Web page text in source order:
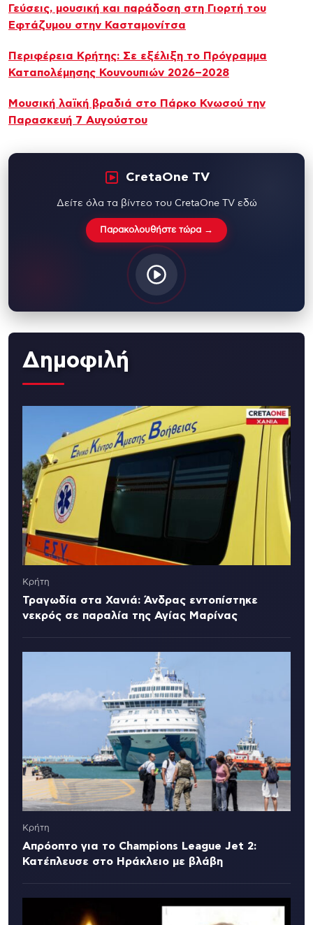
Γεύσεις, μουσική και παράδοση στη Γιορτή του
Εφτάζυμου στην Κασταμονίτσα
Περιφέρεια Κρήτης: Σε εξέλιξη το Πρόγραμμα
Καταπολέμησης Κουνουπιών 2026–2028
Μουσική λαϊκή βραδιά στο Πάρκο Κνωσού την
Παρασκευή 7 Αυγούστου
CretaOne TV
Δείτε όλα τα βίντεο του CretaOne TV εδώ
Παρακολουθήστε τώρα →
Δημοφιλή
Κρήτη
Τραγωδία στα Χανιά: Άνδρας εντοπίστηκε
νεκρός σε παραλία της Αγίας Μαρίνας
Κρήτη
Απρόοπτο για το Champions League Jet 2:
Κατέπλευσε στο Ηράκλειο με βλάβη